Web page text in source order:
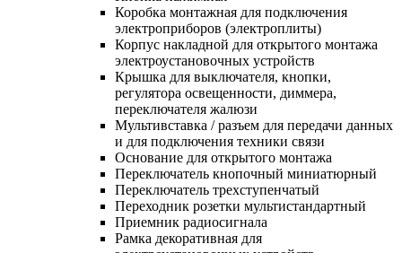
Коробка монтажная для подключения
электроприборов (электроплиты)
Корпус накладной для открытого монтажа
электроустановочных устройств
Крышка для выключателя, кнопки,
регулятора освещенности, диммера,
переключателя жалюзи
Мультивставка / разъем для передачи данных
и для подключения техники связи
Основание для открытого монтажа
Переключатель кнопочный миниатюрный
Переключатель трехступенчатый
Переходник розетки мультистандартный
Приемник радиосигнала
Рамка декоративная для